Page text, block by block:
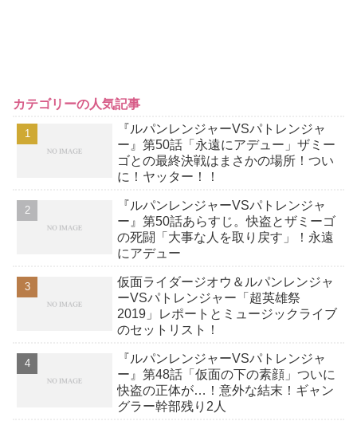
カテゴリーの人気記事
『ルパンレンジャーVSパトレンジャ
ー』第50話「永遠にアデュー」ザミー
ゴとの最終決戦はまさかの場所！つい
に！ヤッター！！
『ルパンレンジャーVSパトレンジャ
ー』第50話あらすじ。快盗とザミーゴ
の死闘「大事な人を取り戻す」！永遠
にアデュー
仮面ライダージオウ＆ルパンレンジャ
ーVSパトレンジャー「超英雄祭
2019」レポートとミュージックライブ
のセットリスト！
『ルパンレンジャーVSパトレンジャ
ー』第48話「仮面の下の素顔」ついに
快盗の正体が…！意外な結末！ギャン
グラー幹部残り2人